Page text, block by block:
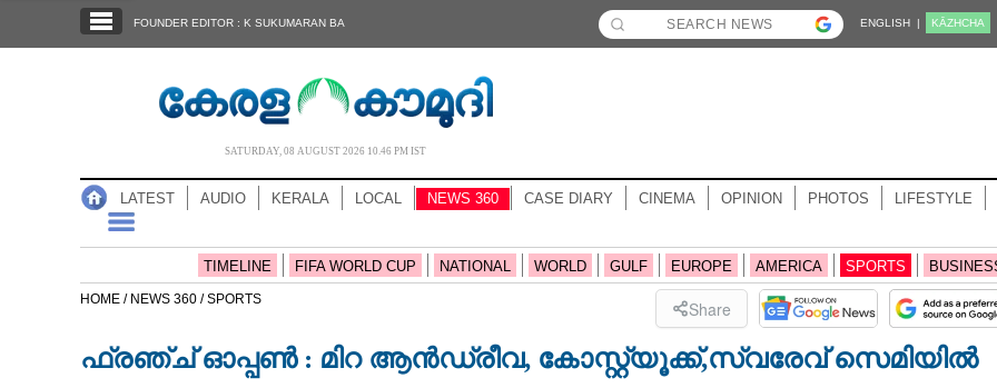
NOTIFIED NEWS
FOUNDER EDITOR : K SUKUMARAN BA ENGLISH | KĀZHCHA
SATURDAY, 08 AUGUST 2026 10.46 PM IST
LATEST AUDIO KERALA LOCAL NEWS 360 CASE DIARY CINEMA OPINION PHOTOS LIFESTYLE
TIMELINE FIFA WORLD CUP NATIONAL WORLD GULF EUROPE AMERICA SPORTS
HOME / NEWS 360 /SPORTS Share
ഫ്രഞ്ച് ഓപ്പൺ : മിറ ആൻഡ്രീവ, കോസ്റ്റ്യൂക്ക്,സ്വരേവ് സെമിയിൽ